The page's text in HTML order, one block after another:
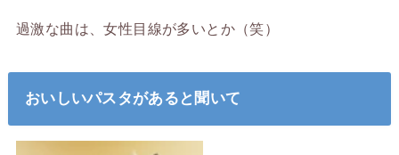
過激な曲は、女性目線が多いとか（笑）
おいしいパスタがあると聞いて